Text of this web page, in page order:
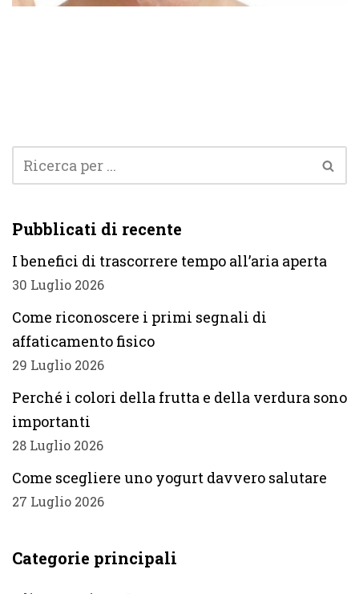
Pubblicati di recente
I benefici di trascorrere tempo all’aria aperta
30 Luglio 2026
Come riconoscere i primi segnali di
affaticamento fisico
29 Luglio 2026
Perché i colori della frutta e della verdura sono
importanti
28 Luglio 2026
Come scegliere uno yogurt davvero salutare
27 Luglio 2026
Categorie principali